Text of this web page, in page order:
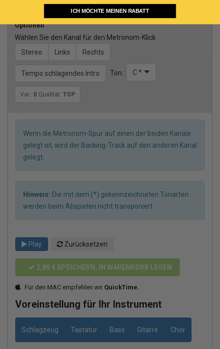
Optionen
Wählen Sie den Kanal für den Metronom-Klick
Stereo
Links Rechts
Tempo schlagendes Intro Ton.: C *
Var.: 0 Qualität: TOP
Wenn die Metronom-Spur auf einen der beiden Kanäle
gelegt ist, wird der Backing-Track auf den anderen Kanal
gelegt.
Hinweis: Die mit dem (*) gekennzeichneten Tonarten
werden beim Abspielen nicht transponiert
Play Zurücksetzen
2,89 € SPEICHERN, IN WARENKORB LEGEN
Für den MAC empfehlen wir QuickTime.
Voreinstellung für Ihr Instrument
Schlagzeug Tastatur Bass Gitarre Chor
ICH MÖCHTE MEINEN RABATT